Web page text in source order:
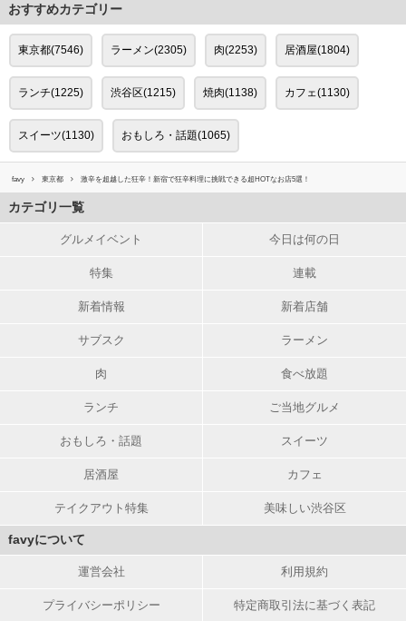
おすすめカテゴリー
東京都(7546) ラーメン(2305) 肉(2253) 居酒屋(1804)
ランチ(1225) 渋谷区(1215) 焼肉(1138) カフェ(1130)
スイーツ(1130) おもしろ・話題(1065)
favy 東京都 激辛を超越した狂辛！新宿で狂辛料理に挑戦できる超HOTなお店5選！
カテゴリ一覧
グルメイベント 今日は何の日
特集 連載
新着情報 新着店舗
サブスク ラーメン
肉 食べ放題
ランチ ご当地グルメ
おもしろ・話題 スイーツ
居酒屋 カフェ
テイクアウト特集 美味しい渋谷区
favyについて
運営会社 利用規約
プライバシーポリシー 特定商取引法に基づく表記